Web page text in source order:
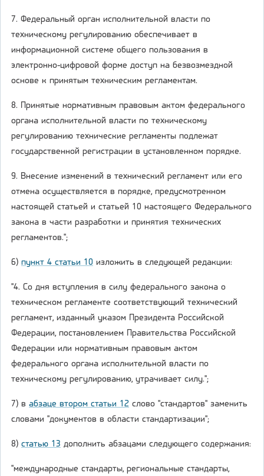
7. Федеральный орган исполнительной власти по
техническому регулированию обеспечивает в
информационной системе общего пользования в
электронно-цифровой форме доступ на безвозмездной
основе к принятым техническим регламентам.
8. Принятые нормативным правовым актом федерального
органа исполнительной власти по техническому
регулированию технические регламенты подлежат
государственной регистрации в установленном порядке.
9. Внесение изменений в технический регламент или его
отмена осуществляется в порядке, предусмотренном
настоящей статьей и статьей 10 настоящего Федерального
закона в части разработки и принятия технических
регламентов.";
6) пункт 4 статьи 10 изложить в следующей редакции:
"4. Со дня вступления в силу федерального закона о
техническом регламенте соответствующий технический
регламент, изданный указом Президента Российской
Федерации, постановлением Правительства Российской
Федерации или нормативным правовым актом
федерального органа исполнительной власти по
техническому регулированию, утрачивает силу.";
7) в абзаце втором статьи 12 слово "стандартов" заменить
словами "документов в области стандартизации";
8) статью 13 дополнить абзацами следующего содержания:
"международные стандарты, региональные стандарты,